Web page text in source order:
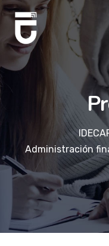
Administración